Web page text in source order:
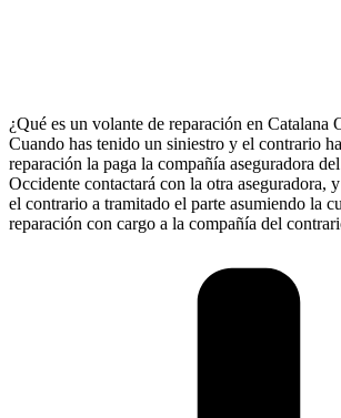
¿Qué es un volante de reparación en Catalana
Cuando has tenido un siniestro y el contrario
reparación la paga la compañía aseguradora
Occidente contactará con la otra aseguradora,
el contrario a tramitado el parte asumiendo la
reparación con cargo a la compañía del